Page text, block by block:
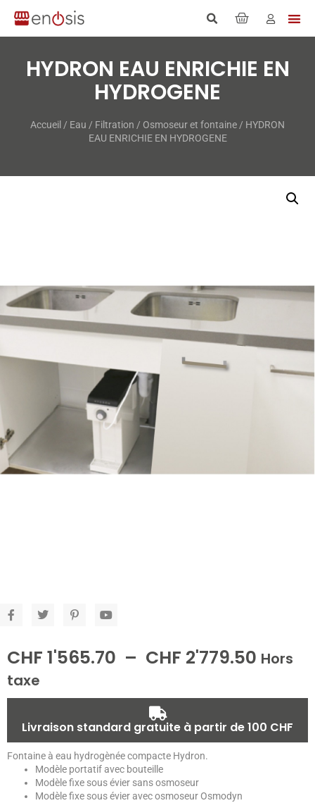
HYDRON EAU ENRICHIE EN
HYDROGENE
Accueil / Eau / Filtration / Osmoseur et fontaine / HYDRON
EAU ENRICHIE EN HYDROGENE
CHF 1'565.70 – CHF 2'779.50 Hors
taxe
Livraison standard gratuite à partir de 100 CHF
Fontaine à eau hydrogènée compacte Hydron.
Modèle portatif avec bouteille
Modèle fixe sous évier sans osmoseur
Modèle fixe sous évier avec osmoseur Osmodyn